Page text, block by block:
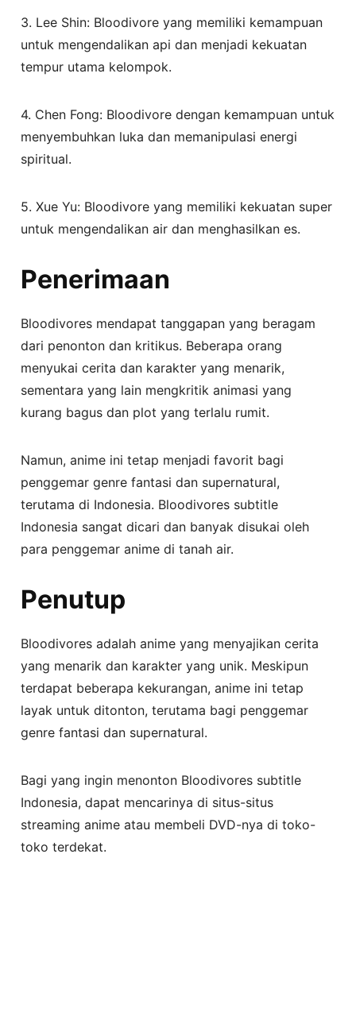
3. Lee Shin: Bloodivore yang memiliki kemampuan
untuk mengendalikan api dan menjadi kekuatan
tempur utama kelompok.
4. Chen Fong: Bloodivore dengan kemampuan untuk
menyembuhkan luka dan memanipulasi energi
spiritual.
5. Xue Yu: Bloodivore yang memiliki kekuatan super
untuk mengendalikan air dan menghasilkan es.
Penerimaan
Bloodivores mendapat tanggapan yang beragam
dari penonton dan kritikus. Beberapa orang
menyukai cerita dan karakter yang menarik,
sementara yang lain mengkritik animasi yang
kurang bagus dan plot yang terlalu rumit.
Namun, anime ini tetap menjadi favorit bagi
penggemar genre fantasi dan supernatural,
terutama di Indonesia. Bloodivores subtitle
Indonesia sangat dicari dan banyak disukai oleh
para penggemar anime di tanah air.
Penutup
Bloodivores adalah anime yang menyajikan cerita
yang menarik dan karakter yang unik. Meskipun
terdapat beberapa kekurangan, anime ini tetap
layak untuk ditonton, terutama bagi penggemar
genre fantasi dan supernatural.
Bagi yang ingin menonton Bloodivores subtitle
Indonesia, dapat mencarinya di situs-situs
streaming anime atau membeli DVD-nya di toko-
toko terdekat.